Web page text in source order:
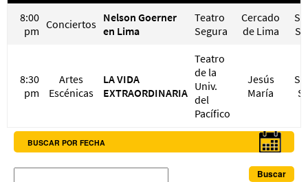
8:00
pm Conciertos Nelson Goerner
en Lima
Teatro
Segura
Cercado
de Lima
S/
S/
8:30
pm
Artes
Escénicas
LA VIDA
EXTRAORDINARIA
Teatro
de la
Univ.
del
Pacífico
Jesús
María
S/
BUSCAR POR FECHA